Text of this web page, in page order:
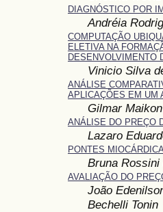
DIAGNÓSTICO POR
Andréia
COMPUTAÇÃO
ELETIVA NA
DESENVOLVIMENTO
Vinicio Silva
ANÁLISE
APLICAÇÕES EM UM
Gilmar
ANÁLISE DO PREÇO
Lazaro
PONTES
Bruna
AVALIAÇÃO DO
João
Bechelli Tonin